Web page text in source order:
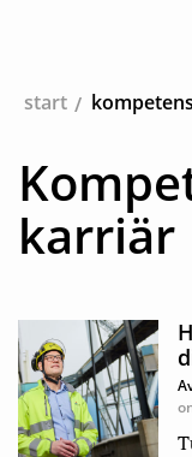
start
karriär